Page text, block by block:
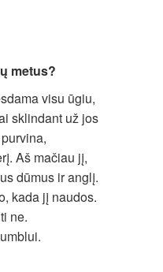
metus?
visu ūgiu,
sklindant už jos
Aš mačiau jį,
dūmus ir anglį.
kada jį naudos.
ne.